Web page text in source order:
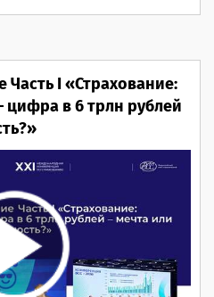
I «Страхование:
в 6 трлн рублей